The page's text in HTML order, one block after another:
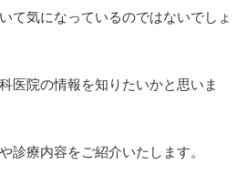
て気になっているのではないでしょ
医院の情報を知りたいかと思いま
診療内容をご紹介いたします。